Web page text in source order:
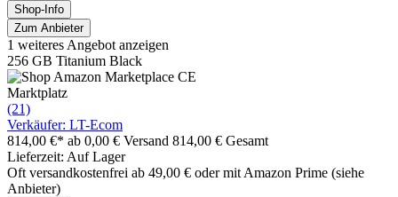
Shop-Info
Zum Anbieter
1 weiteres Angebot anzeigen
256 GB Titanium Black
Marktplatz
(21)
Verkäufer: LT-Ecom
814,00 €* ab 0,00 € Versand 814,00 € Gesamt
Lieferzeit: Auf Lager
Oft versandkostenfrei ab 49,00 € oder mit Amazon Prime (siehe
Anbieter)